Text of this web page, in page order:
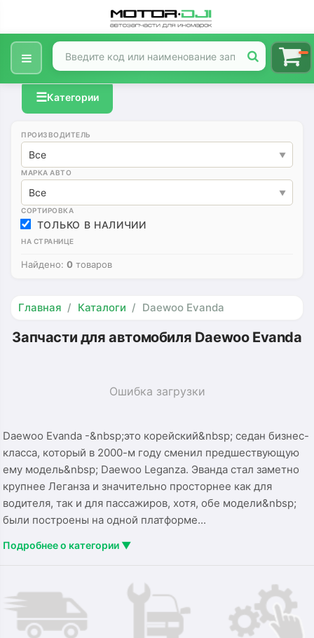
☰Категории
ПРОИЗВОДИТЕЛЬ
Все
МАРКА АВТО
Все
СОРТИРОВКА
ТОЛЬКО В НАЛИЧИИ
НА СТРАНИЦЕ
Найдено: 0 товаров
Главная Каталоги Daewoo Evanda
Запчасти для автомобиля Daewoo Evanda
Ошибка загрузки
Daewoo Evanda -&nbsp;это корейский&nbsp; седан бизнес-
класса, который в 2000-м году сменил предшествующую
ему модель&nbsp; Daewoo Leganza. Эванда стал заметно
крупнее Леганза и значительно просторнее как для
водителя, так и для пассажиров, хотя, обе модели&nbsp;
были построены на одной платформе...
Подробнее о категории ▼